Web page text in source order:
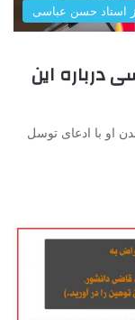
استاد حسن عباسی
درباره این
او با ادعای توسل